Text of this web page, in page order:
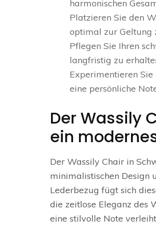
harmonischen
Platzieren Sie den
optimal zur Geltung
Pflegen Sie Ihren
langfristig zu
Experimentieren
eine persönliche
Der Wassily
ein
Der Wassily Chair in
minimalistischen Design
Lederbezug fügt sich
die zeitlose Eleganz des
eine stilvolle Note